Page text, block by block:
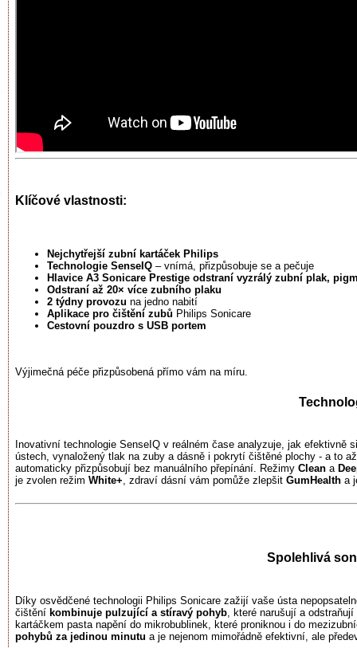
Klíčové vlastnosti:
Nejchytřejší zubní kartáček Philips
Technologie SenseIQ – vnímá, přizpůsobuje se a pečuje
Hlavice A3 Sonicare Prestige odstraní vyzrálý zubní plak,
Odstraní až 20× více zubního plaku
2 týdny provozu na jedno nabití
Aplikace pro čištění zubů Philips Sonicare
Cestovní pouzdro s USB portem
Výjimečná péče přizpůsobená přímo vám na míru.
Inovativní technologie SenseIQ v reálném čase analyzuje, jak
ústech, vynaložený tlak na zuby a dásně i pokrytí čištěné plochy - a to
automaticky přizpůsobují bez manuálního přepínání. Režimy Clean a
je zvolen režim White+ , zdraví dásní vám pomůže zlepšit GumHealth a
Spolehlivá
Díky osvědčené technologii Philips Sonicare zažijí vaše ústa
čištění kombinuje pulzující a stíravý pohyb , které narušují a
kartáčkem pasta napění do mikrobublinek, které proniknou i do
pohybů za jedinou minutu a je nejenom mimořádně efektivní, ale